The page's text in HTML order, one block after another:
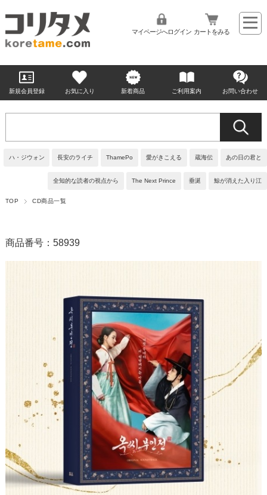
マイページへログイン カートをみる
新規会員登録 お気に入り 新着商品 ご利用案内 お問い合わせ
ハ・ジウォン 長安のライチ ThamePo 愛がきこえる 蔵海伝 あの日の君と
全知的な読者の視点から The Next Prince 垂涎 鯨が消えた入り江
TOP CD商品一覧
商品番号：58939